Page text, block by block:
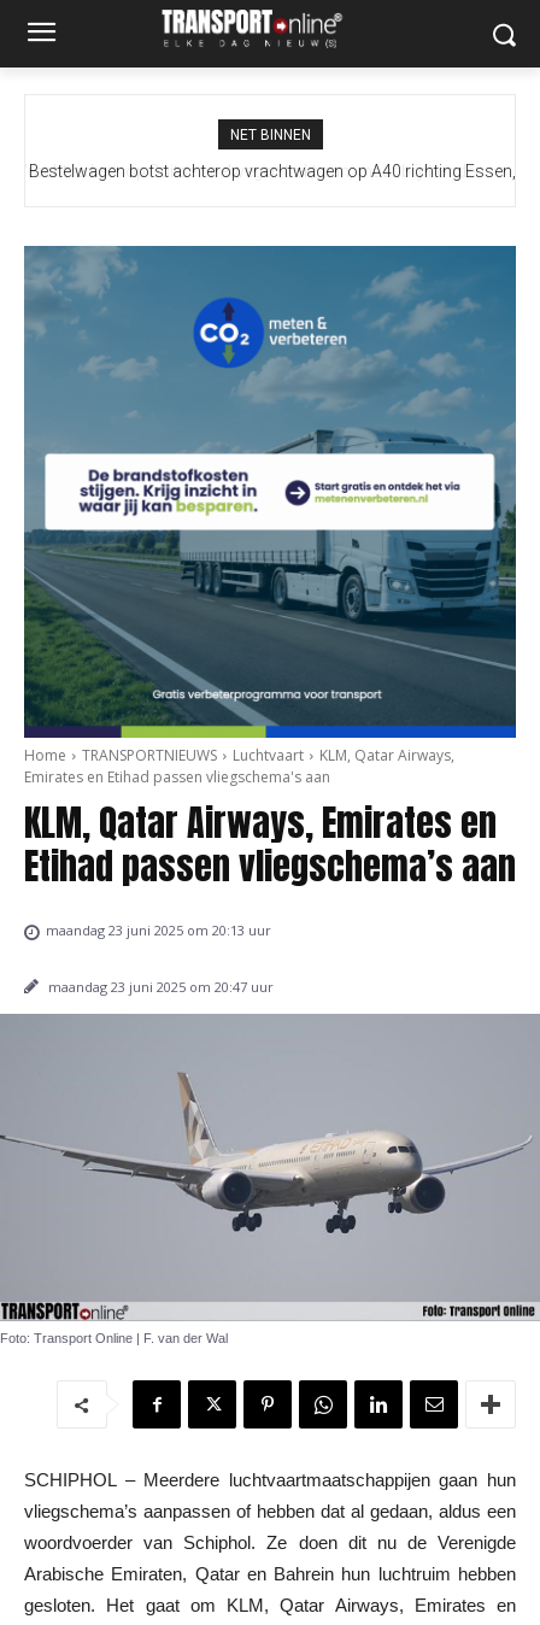
NET BINNEN
Bestelwagen botst achterop vrachtwagen op A40 richting Essen,
Home TRANSPORTNIEUWS Luchtvaart
KLM, Qatar Airways,
Emirates en Etihad passen vliegschema's aan
KLM, Qatar Airways, Emirates en
Etihad passen vliegschema’s aan
maandag 23 juni 2025 om 20:13 uur
maandag 23 juni 2025 om 20:47 uur
Foto: Transport Online | F. van der Wal
SCHIPHOL – Meerdere luchtvaartmaatschappijen gaan hun
vliegschema’s aanpassen of hebben dat al gedaan, aldus een
woordvoerder van Schiphol. Ze doen dit nu de Verenigde
Arabische Emiraten, Qatar en Bahrein hun luchtruim hebben
gesloten. Het gaat om KLM, Qatar Airways, Emirates en